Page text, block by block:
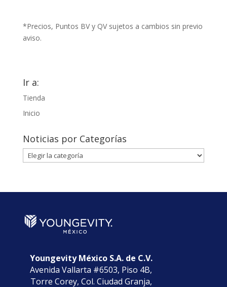
*Precios, Puntos BV y QV sujetos a cambios sin previo
aviso.
Ir a:
Tienda
Inicio
Noticias por Categorías
Noticias
por
Youngevity México S.A. de C.V.
Avenida Vallarta #6503, Piso 4B,
Torre Corey, Col. Ciudad Granja,